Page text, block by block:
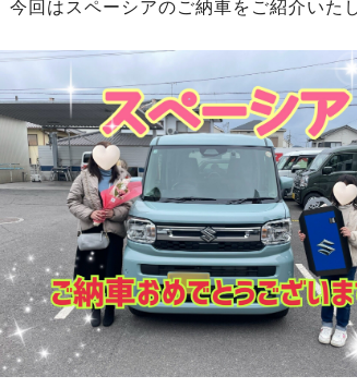
今回はスペーシアのご納車をご紹介いた